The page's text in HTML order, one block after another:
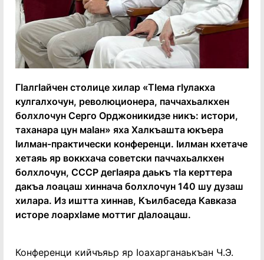
Гӏалгӏайчен столице хилар «Тӏема гӏулакха
кулгалхочун, революционера, паччахьалкхен
болхлочун Серго Орджоникидзе никъ: истори,
таханара цун маӏан» яха Халкъашта юкъера
ӏилман-практически конференци. ӏилман кхетаче
хетаяь яр воккхача советски паччахьалкхен
болхлочун, СССР дегӏаяра даькъ тӏа керттера
дакъа лоацаш хиннача болхлочун 140 шу дузаш
хилара. Из иштта хиннав, Къилбаседа Кавказа
исторе лоархӏаме моттиг дӏалоацаш.
Конференци кийчъяьр яр Ӏоахарганаькъан Ч.Э.